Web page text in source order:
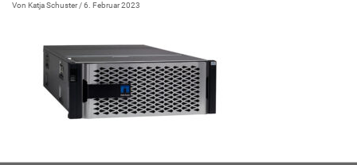
VonKatja Schuster/6. Februar 2023